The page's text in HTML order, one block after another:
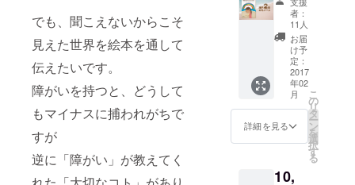
でも、聞こえないからこそ
見えた世界を絵本を通して
伝えたいです。
障がいを持つと、どうして
もマイナスに捕われがちで
すが
逆に「障がい」が教えてく
る。
者：
11人
お届
け予
定：
2017
年02
月
詳細を見る
こ
の
リ
タ
ー
ン
を
選
択
す
る
10,